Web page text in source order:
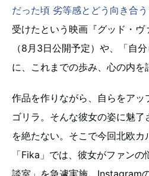
だった頃 劣等感とどう向き合う
受けたという映画『グッド・ヴ
（8月3日公開予定）や、「自
に、これまでの歩み、心の内を
作品を作りながら、自らをアッ
ゴリラ。そんな彼女の姿に魅
を絶たない。そこで今回北欧カ
「Fika」では、彼女がファン